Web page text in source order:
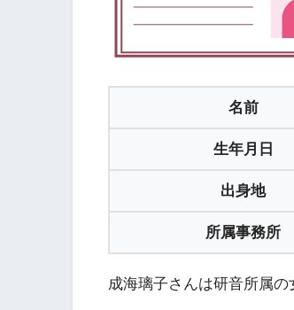
名前
生年月日
出身地
所属事務所
成海璃子さんは研音所属の